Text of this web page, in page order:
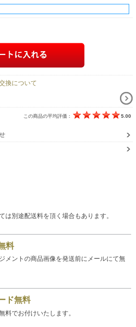
換について
この商品の平均評価： 5.00
別途配送料を頂く場合もあります。
料
メントの商品画像を発送前にメールにて無
ド無料
料でお付けいたします。